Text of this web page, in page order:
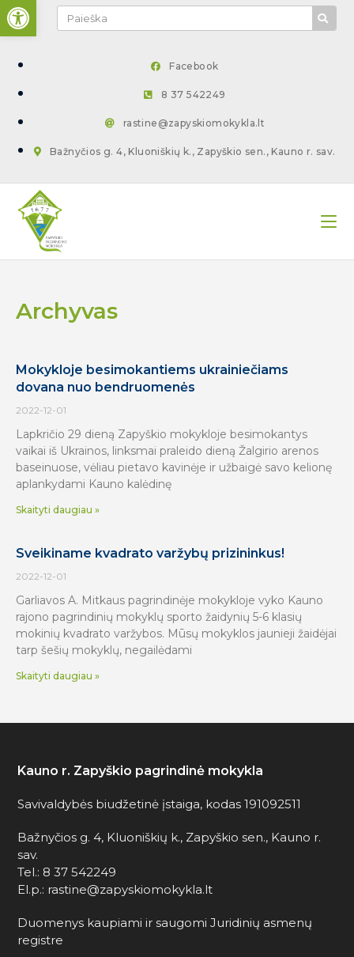
Open toolbar
Facebook
8 37 542249
rastine@zapyskiomokykla.lt
Bažnyčios g. 4, Kluoniškių k., Zapyškio sen., Kauno r. sav.
Archyvas
Mokykloje besimokantiems ukrainiečiams
dovana nuo bendruomenės
2022-12-01
Lapkričio 29 dieną Zapyškio mokykloje besimokantys
vaikai iš Ukrainos, linksmai praleido dieną Žalgirio arenos
baseinuose, vėliau pietavo kavinėje ir užbaigė savo kelionę
aplankydami Kauno kalėdinę
Skaityti daugiau »
Sveikiname kvadrato varžybų prizininkus!
2022-12-01
Garliavos A. Mitkaus pagrindinėje mokykloje vyko Kauno
rajono pagrindinių mokyklų sporto žaidynių 5-6 klasių
mokinių kvadrato varžybos. Mūsų mokyklos jaunieji žaidėjai
tarp šešių mokyklų, negailėdami
Skaityti daugiau »
Kauno r. Zapyškio pagrindinė mokykla
Savivaldybės biudžetinė įstaiga, kodas 191092511
Bažnyčios g. 4, Kluoniškių k., Zapyškio sen., Kauno r.
sav.
Tel.: 8 37 542249
El.p.: rastine@zapyskiomokykla.lt
Duomenys kaupiami ir saugomi Juridinių asmenų
registre